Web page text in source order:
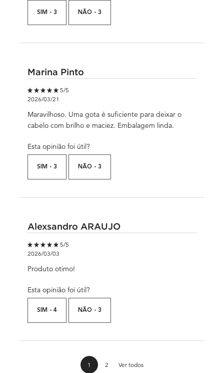
SIM - 3 NÃO - 3
Marina Pinto
5 out of 5 stars.
5/5
2026/03/21
Maravilhoso. Uma gota é suficiente para deixar o
cabelo com brilho e maciez. Embalagem linda.
Esta opinião foi útil?
SIM - 3 NÃO - 3
Alexsandro ARAUJO
5 out of 5 stars.
5/5
2026/03/03
Produto otimo!
Esta opinião foi útil?
SIM - 4 NÃO - 3
Page 1 of 2. Current page
1 2 Ver todos